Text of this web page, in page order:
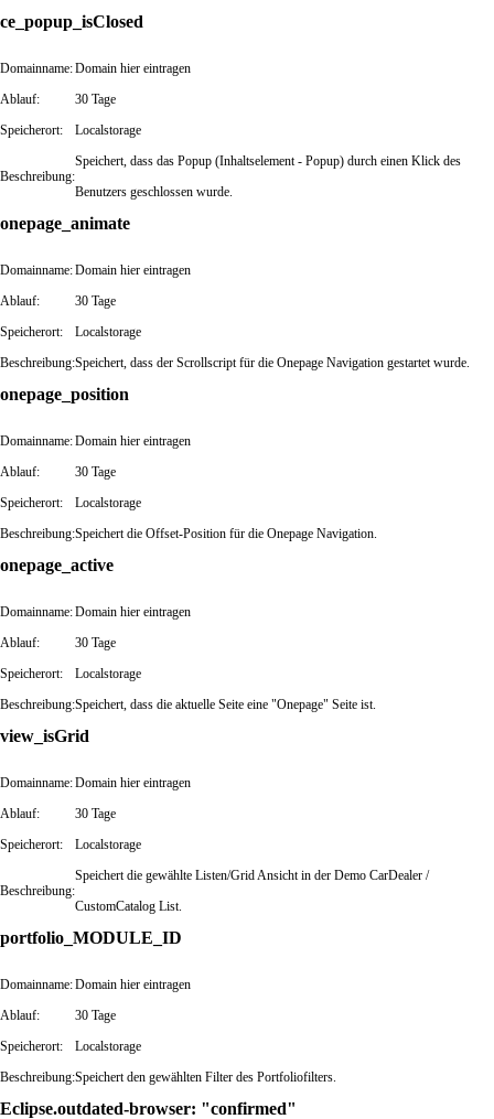
ce_popup_isClosed
Domainname:Domain hier eintragen
Ablauf: 30 Tage
Speicherort: Localstorage
Beschreibung:
Speichert, dass das Popup (Inhaltselement - Popup) durch einen Klick des
Benutzers geschlossen wurde.
onepage_animate
Domainname:Domain hier eintragen
Ablauf: 30 Tage
Speicherort: Localstorage
Beschreibung:Speichert, dass der Scrollscript für die Onepage Navigation gestartet wurde.
onepage_position
Domainname:Domain hier eintragen
Ablauf: 30 Tage
Speicherort: Localstorage
Beschreibung:Speichert die Offset-Position für die Onepage Navigation.
onepage_active
Domainname:Domain hier eintragen
Ablauf: 30 Tage
Speicherort: Localstorage
Beschreibung:Speichert, dass die aktuelle Seite eine "Onepage" Seite ist.
view_isGrid
Domainname:Domain hier eintragen
Ablauf: 30 Tage
Speicherort: Localstorage
Beschreibung:
Speichert die gewählte Listen/Grid Ansicht in der Demo CarDealer /
CustomCatalog List.
portfolio_MODULE_ID
Domainname:Domain hier eintragen
Ablauf: 30 Tage
Speicherort: Localstorage
Beschreibung:Speichert den gewählten Filter des Portfoliofilters.
Eclipse.outdated-browser: "confirmed"